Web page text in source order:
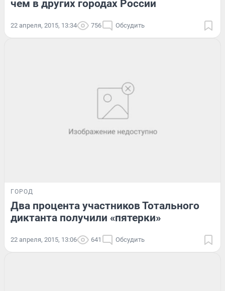
чем в других городах России
22 апреля, 2015, 13:34 756 Обсудить
ГОРОД
Два процента участников Тотального
диктанта получили «пятерки»
22 апреля, 2015, 13:06 641 Обсудить